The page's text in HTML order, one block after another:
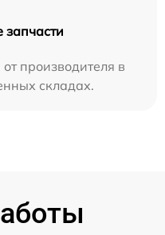
производителя в
складах.